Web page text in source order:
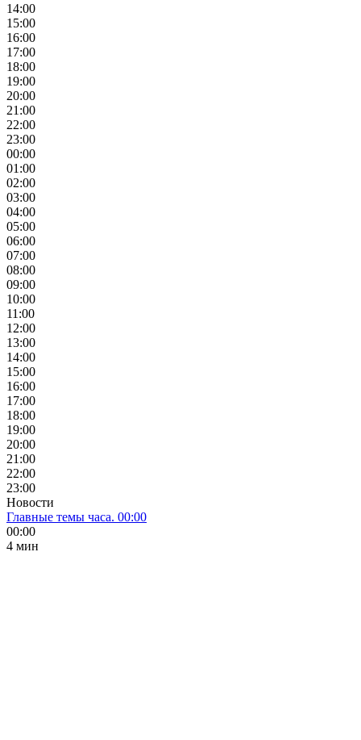
14:00
15:00
16:00
17:00
18:00
19:00
20:00
21:00
22:00
23:00
00:00
01:00
02:00
03:00
04:00
05:00
06:00
07:00
08:00
09:00
10:00
11:00
12:00
13:00
14:00
15:00
16:00
17:00
18:00
19:00
20:00
21:00
22:00
23:00
Новости
Главные темы часа. 00:00
00:00
4 мин